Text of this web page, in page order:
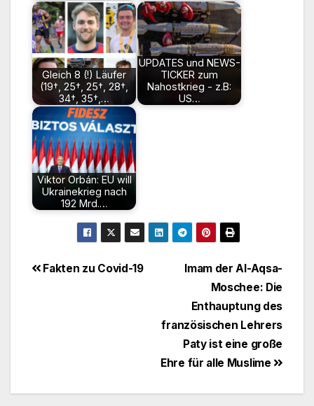
Gleich 8 (!) Läufer
(19†, 25†, 25†, 28†,
34†, 35†,…
UPDATES und NEWS-
TICKER zum
Nahostkrieg - z.B:
US…
Viktor Orbán: EU will
Ukrainekrieg nach
192 Mrd.…
BeitragsnavigationImam der Al-Aqsa-
Moschee: Die
Enthauptung des
französischen Lehrers
Paty ist eine große
Ehre für alle Muslime
Fakten zu Covid-19